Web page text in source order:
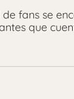
fans se
que